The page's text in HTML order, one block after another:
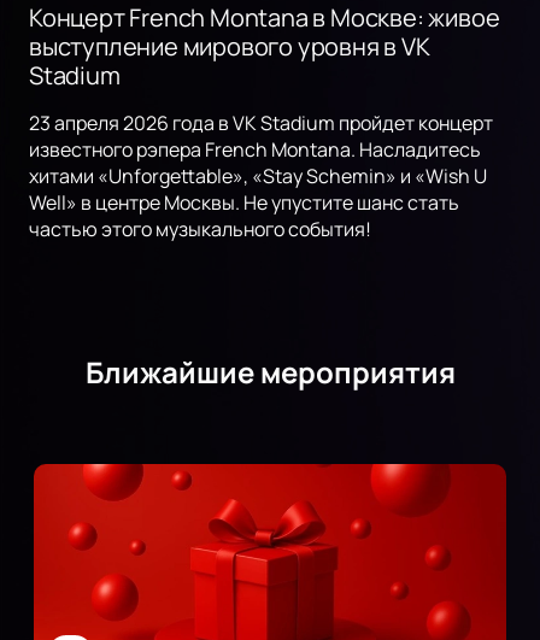
Концерт French Montana в Москве: живое
выступление мирового уровня в VK
Stadium
23 апреля 2026 года в VK Stadium пройдет концерт
известного рэпера French Montana. Насладитесь
хитами «Unforgettable», «Stay Schemin» и «Wish U
Well» в центре Москвы. Не упустите шанс стать
частью этого музыкального события!
Ближайшие мероприятия